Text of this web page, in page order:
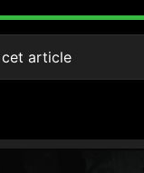
cet article